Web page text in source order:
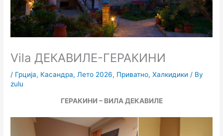
Vila ДЕКАВИЛЕ-ГЕРАКИНИ
/ Грција, Касандра, Лето 2026, Приватно,Халкидики / By
zulu
ГЕРАКИНИ – ВИЛА ДЕКАВИЛЕ